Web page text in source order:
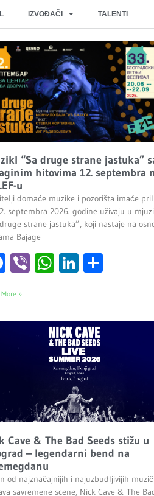
IZVOĐAČI TALENTI
“Sa druge strane jastuka”
hitovima 12. septembra
u
domaće muzike i pozorišta imaće
septembra 2026. godine uživaju u
strane jastuka”, koji nastaje na
Bajage
Facebook
ViberWhatsApp
LinkedIn
»
Cave & The Bad Seeds stižu u
– legendarni bend na
od najznačajnijih i najuzbudljivijih
savremene scene, Nick Cave & The